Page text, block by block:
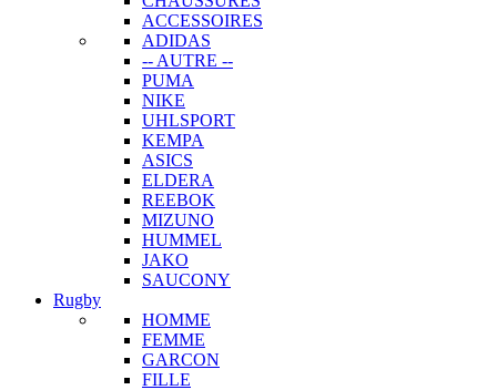
ACCESSOIRES
ADIDAS
-- AUTRE --
PUMA
NIKE
UHLSPORT
KEMPA
ASICS
ELDERA
REEBOK
MIZUNO
HUMMEL
JAKO
SAUCONY
Rugby
HOMME
FEMME
GARCON
FILLE